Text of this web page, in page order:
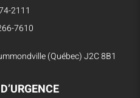
2111
7610
(Québec) J2C 8B1